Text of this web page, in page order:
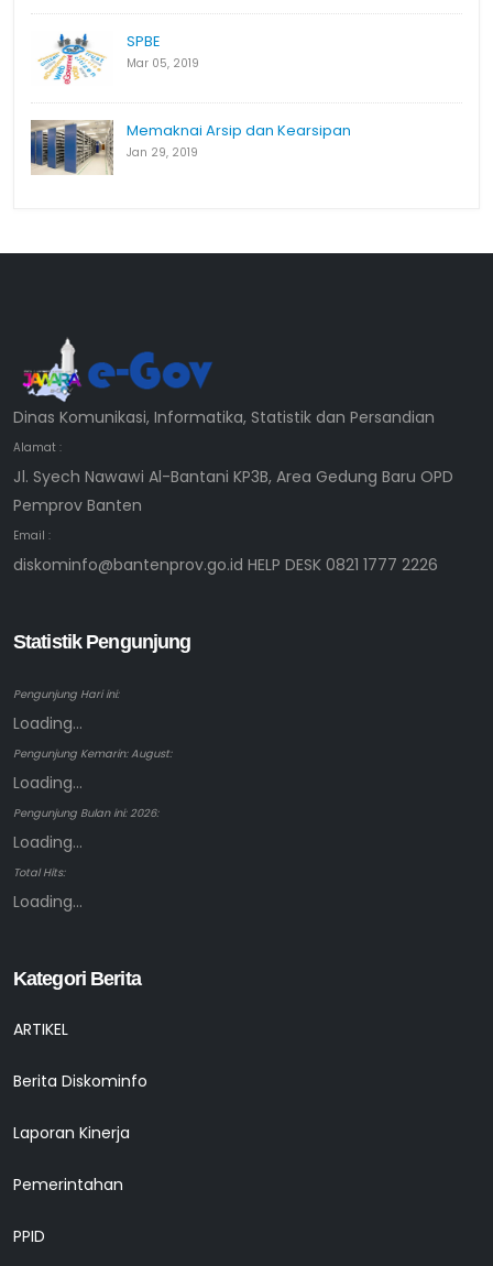
SPBE
Mar 05, 2019
Memaknai Arsip dan Kearsipan
Jan 29, 2019
Dinas Komunikasi, Informatika, Statistik dan Persandian
Alamat :
Jl. Syech Nawawi Al-Bantani KP3B, Area Gedung Baru OPD
Pemprov Banten
Email :
diskominfo@bantenprov.go.id HELP DESK 0821 1777 2226
Statistik Pengunjung
Pengunjung Hari ini:
Loading...
Pengunjung Kemarin: August:
Loading...
Pengunjung Bulan ini: 2026:
Loading...
Total Hits:
Loading...
Kategori Berita
ARTIKEL
Berita Diskominfo
Laporan Kinerja
Pemerintahan
PPID